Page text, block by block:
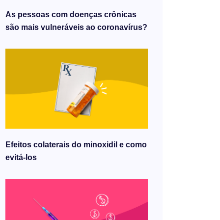
As pessoas com doenças crônicas
são mais vulneráveis ​​ao coronavírus?
Efeitos colaterais do minoxidil e como
evitá-los